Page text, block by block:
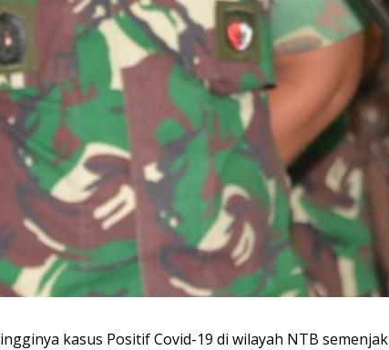
kasus Positif Covid-19 di wilayah NTB semenjak